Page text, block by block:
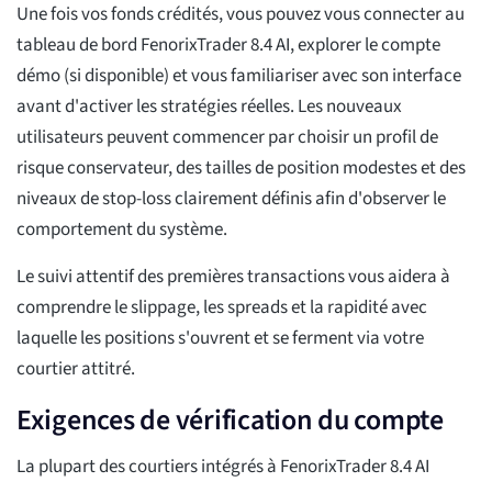
Une fois vos fonds crédités, vous pouvez vous connecter au
tableau de bord FenorixTrader 8.4 AI, explorer le compte
démo (si disponible) et vous familiariser avec son interface
avant d'activer les stratégies réelles. Les nouveaux
utilisateurs peuvent commencer par choisir un profil de
risque conservateur, des tailles de position modestes et des
niveaux de stop-loss clairement définis afin d'observer le
comportement du système.
Le suivi attentif des premières transactions vous aidera à
comprendre le slippage, les spreads et la rapidité avec
laquelle les positions s'ouvrent et se ferment via votre
courtier attitré.
Exigences de vérification du compte
La plupart des courtiers intégrés à FenorixTrader 8.4 AI